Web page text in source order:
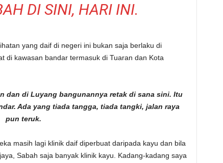
DI SINI, HARI INI.
yang daif di negeri ini bukan saja berlaku di
di kawasan bandar termasuk di Tuaran dan Kota
dan di Luyang bangunannya retak di sana sini. Itu
Ada yang tiada tangga, tiada tangki, jalan raya
pun teruk.
masih lagi klinik daif diperbuat daripada kayu dan bila
Sabah saja banyak klinik kayu. Kadang-kadang saya